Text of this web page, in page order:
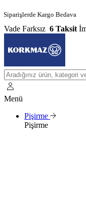
Kargo Bedava •
Vade Farksız 6 Taksit
Menü
Pişirme
Pişirme